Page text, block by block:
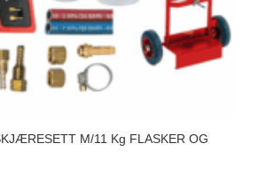
M/11 Kg FLASKER OG